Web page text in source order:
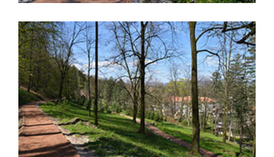
Trim staza
šuma
,
svež vazduh